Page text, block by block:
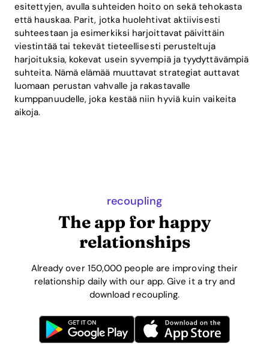
esitettyjen, avulla suhteiden hoito on sekä tehokasta
että hauskaa. Parit, jotka huolehtivat aktiivisesti
suhteestaan ja esimerkiksi harjoittavat päivittäin
viestintää tai tekevät tieteellisesti perusteltuja
harjoituksia, kokevat usein syvempiä ja tyydyttävämpiä
suhteita. Nämä elämää muuttavat strategiat auttavat
luomaan perustan vahvalle ja rakastavalle
kumppanuudelle, joka kestää niin hyviä kuin vaikeita
aikoja.
recoupling
The app for happy
relationships
Already over 150,000 people are improving their
relationship daily with our app. Give it a try and
download recoupling.